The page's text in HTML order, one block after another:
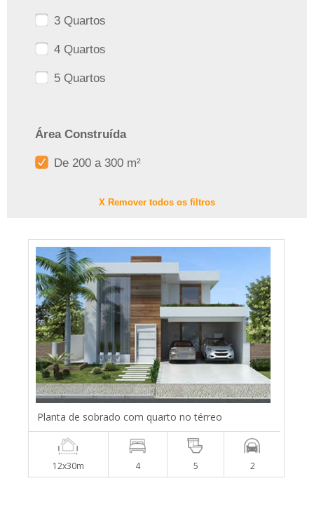
3 Quartos
4 Quartos
5 Quartos
Área Construída
De 200 a 300 m²
X Remover todos os filtros
Planta de sobrado com quarto no térreo
12x30m 4 5 2